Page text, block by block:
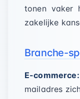
tonen vaker
zakelijke
Branche-
E-commerce:
mailadres